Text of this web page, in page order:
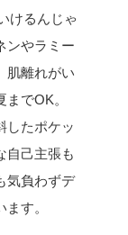
けるんじゃ
ンやラミー
肌離れがい
でOK。
したポケッ
自己主張も
気負わずデ
す。